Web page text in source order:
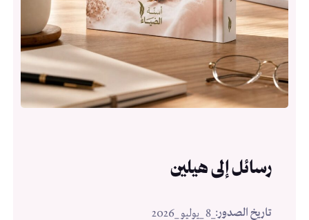
رسائل إلى هيلين
تاريخ الصدور: _8 _يوليو _2026